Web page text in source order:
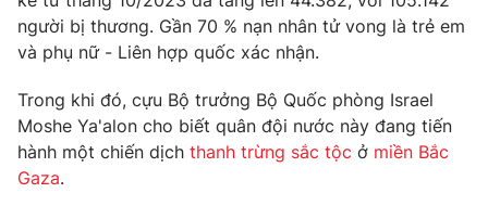
Tổng đài VTV:024.38 355 931 - 024.38 355 932
Ðiện thoại Thời báo VTV:024.66 897 897
toasoan@vtv.vn
Liên hệ quảng cáo:024-7300.7108
người bị thương. Gần 70 % nạn nhân tử vong là trẻ em
và phụ nữ - Liên hợp quốc xác nhận.
Trong khi đó, cựu Bộ trưởng Bộ Quốc phòng Israel
Moshe Ya'alon cho biết quân đội nước này đang tiến
hành một chiến dịch thanh trừng sắc tộc ở miền Bắc
Gaza.